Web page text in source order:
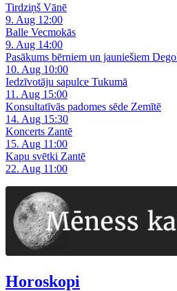
Tirdziņš Vānē
9. Aug 12:00
Balle Vecmokās
9. Aug 14:00
Pasākums bērniem un jauniešiem
10. Aug 10:00
Iedzīvotāju sapulce Tukumā
11. Aug 15:00
Konsultatīvās padomes sēde Zemītē
14. Aug 15:30
Koncerts Zantē
15. Aug 11:00
Kapu svētki Zantē
22. Aug 11:00
Horoskopi